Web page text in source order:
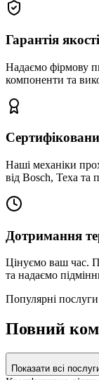
Гарантія якості
Надаємо фірмову
компоненти та
Наші механіки
від Bosch, Texa та
Дотримання
Цінуємо ваш час.
та надаємо
Популярні послуги
Повний
Показати всі